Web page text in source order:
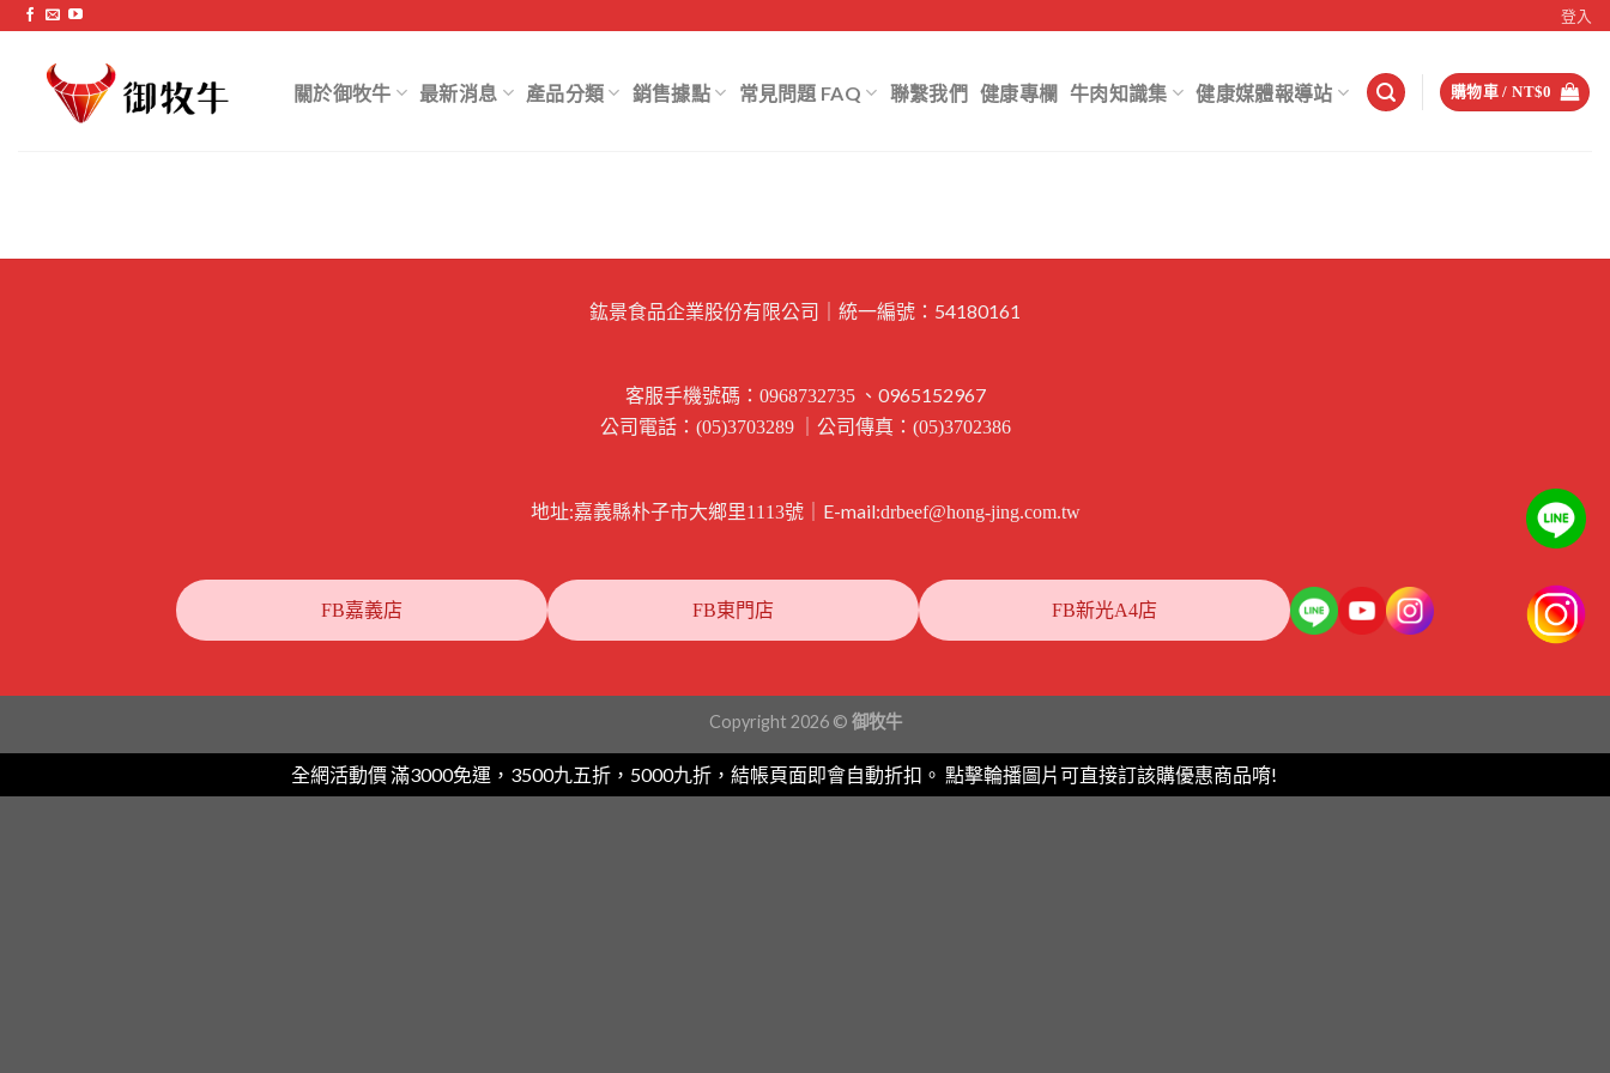
登入
關於御牧牛 最新消息 產品分類 銷售據點 常見問題 FAQ 聯繫我們 健康專欄 牛肉知識集 健康媒體報導站 購物車 /NT$0
鈜景食品企業股份有限公司｜統一編號：54180161
客服手機號碼： 0968732735、0965152967
公司電話： (05)3703289｜公司傳真： (05)3702386
地址:嘉義縣朴子市大鄉里1113號｜E-mail:drbeef@hong-jing.com.tw
FB嘉義店 FB東門店 FB新光A4店
Copyright 2026 © 御牧牛
全網活動價 滿3000免運，3500九五折，5000九折，結帳頁面即會自動折扣。 點擊輪播圖片可直接訂該購優惠商品唷!